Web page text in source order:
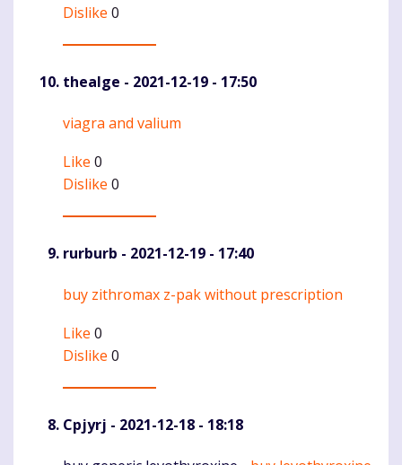
Dislike 0
thealge - 2021-12-19 - 17:50
Komentaras
viagra and valium
Like 0
Dislike 0
rurburb - 2021-12-19 - 17:40
Komentaras
buy zithromax z-pak without prescription
Like 0
Dislike 0
Cpjyrj - 2021-12-18 - 18:18